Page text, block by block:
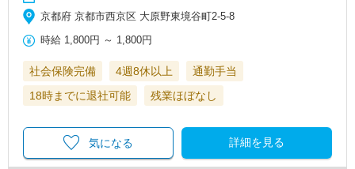
京都府 京都市西京区 大原野東境谷町2-5-8
時給 1,800円 ～ 1,800円
社会保険完備 4週8休以上
通勤手当
18時までに退社可能
残業ほぼなし
詳細を見る
気になる